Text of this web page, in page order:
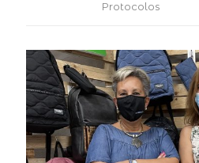
Protocolos